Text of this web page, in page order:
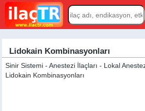
Lidokain Kombinasyonları
Sinir Sistemi - Anestezi İlaçları - Lokal
Lidokain Kombinasyonları